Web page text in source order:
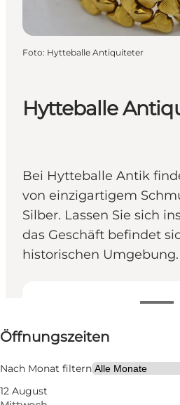
Hytteballe
Bei Hytteballe Antik
von einzigartigem
Silber. Lassen Sie sich
das Geschäft befindet
historischen Umgebung.
Öffnungszeiten anzeigen
Öffnungszeiten
Nach Monat filtern
12 August
Website besuchen
Foto: Hytteballe Antiquiteter